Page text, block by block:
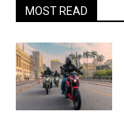
MOST READ